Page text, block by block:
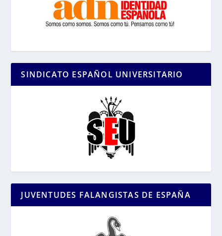
SINDICATO ESPAÑOL UNIVERSITARIO
JUVENTUDES FALANGISTAS DE ESPAÑA